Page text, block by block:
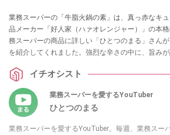
業務スーパーの「牛脂火鍋の素」は、真っ赤なキ
品メーカー「好人家（ハァオレンジャー）」の本
務スーパーの商品に詳しい「ひとつのまる」さん
を紹介してくれました。強烈な辛さの中に、旨み
紹介してくれましたので、ぜひ参考にしてみてく
イチオシスト
業務スーパーを愛するYouTuber
ひとつのまる
業務スーパーを愛するYouTuber。毎週、業務スー